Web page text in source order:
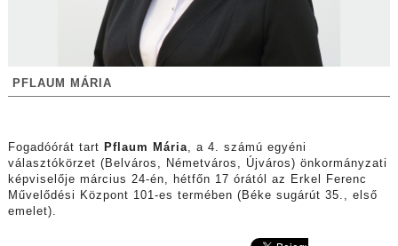
PFLAUM MÁRIA
Fogadóórát tart Pflaum Mária, a 4. számú egyéni
választókörzet (Belváros, Németváros, Újváros) önkormányzati
képviselője március 24-én, hétfőn 17 órától az Erkel Ferenc
Művelődési Központ 101-es termében (Béke sugárút 35., első
emelet).